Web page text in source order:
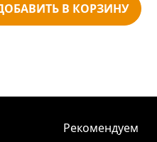
В КОРЗИНУ
Рекомендуем